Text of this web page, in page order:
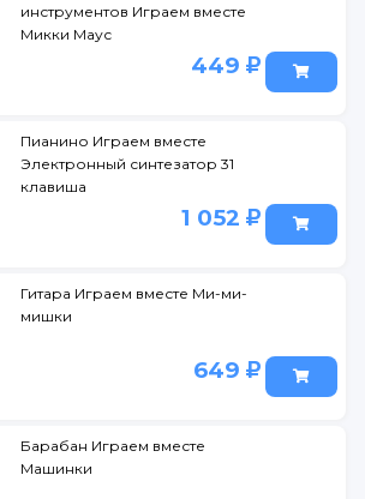
инструментов Играем вместе
Микки Маус
449
Пианино Играем вместе
Электронный синтезатор 31
клавиша
1 052
Гитара Играем вместе Ми-ми-
мишки
649
Барабан Играем вместе
Машинки